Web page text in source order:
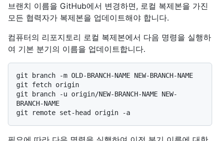
브랜치 이름을 GitHub에서 변경하면, 로컬 복제본을 가진
모든 협력자가 복제본을 업데이트해야 합니다.
컴퓨터의 리포지토리 로컬 복제본에서 다음 명령을 실행하
여 기본 분기의 이름을 업데이트합니다.
git branch -m OLD-BRANCH-NAME NEW-BRANCH-NAME
git fetch origin
git branch -u origin/NEW-BRANCH-NAME NEW-
BRANCH-NAME